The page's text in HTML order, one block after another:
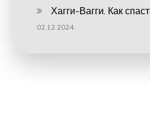
Хагги-Вагги. Как
02.12.2024